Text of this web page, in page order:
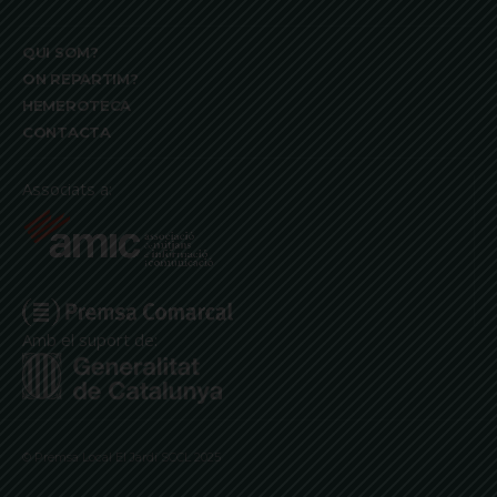
QUI SOM?
ON REPARTIM?
HEMEROTECA
CONTACTA
Associats a:
Amb el suport de:
© Premsa Local El Jardí SCCL 2025